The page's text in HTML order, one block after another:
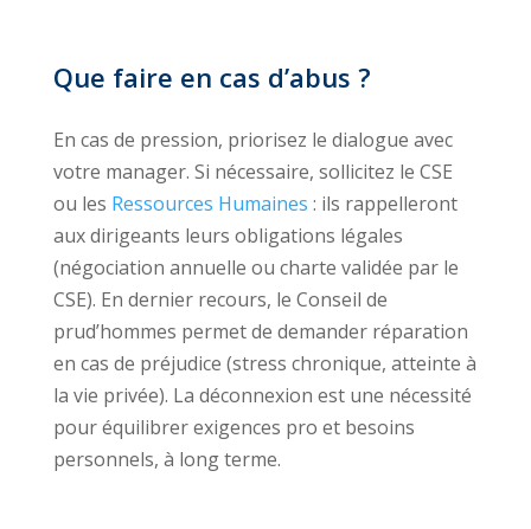
Que faire en cas d’abus ?
En cas de pression, priorisez le dialogue avec
votre manager. Si nécessaire, sollicitez le CSE
ou les Ressources Humaines : ils rappelleront
aux dirigeants leurs obligations légales
(négociation annuelle ou charte validée par le
CSE). En dernier recours, le Conseil de
prud’hommes permet de demander réparation
en cas de préjudice (stress chronique, atteinte à
la vie privée). La déconnexion est une nécessité
pour équilibrer exigences pro et besoins
personnels, à long terme.